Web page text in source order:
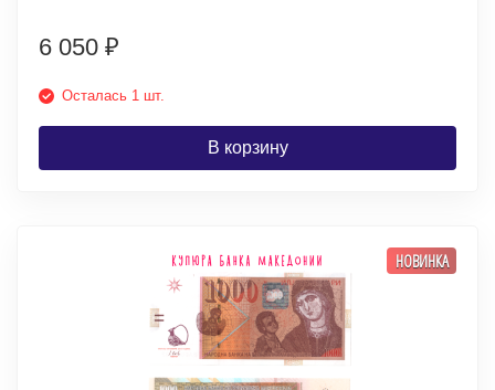
6 050 ₽
Осталась 1 шт.
В корзину
НОВИНКА